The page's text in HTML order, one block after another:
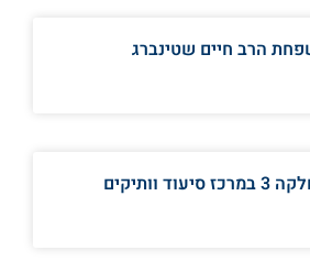
הרב חיים שטינברג